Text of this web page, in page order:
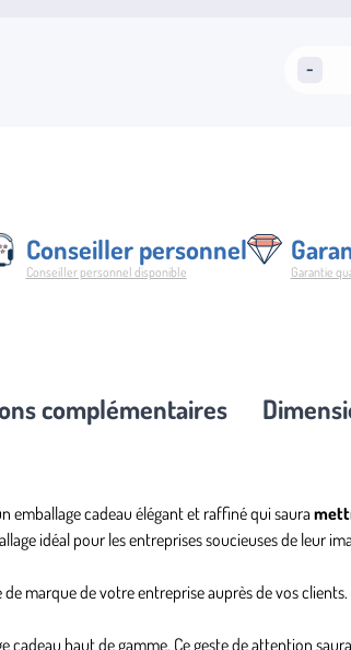
-
Conseiller personnel
Conseiller personnel disponible Garantie
complémentaires
emballage cadeau élégantet raffiné qui saura
idéal pour les entreprisessoucieuses de leur
marque de votre entreprise auprès de vos
cadeau haut de gamme. Ce geste de attention